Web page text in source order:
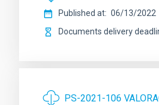
Published at
06/13/2022
Documents delivery
PS-2021-106